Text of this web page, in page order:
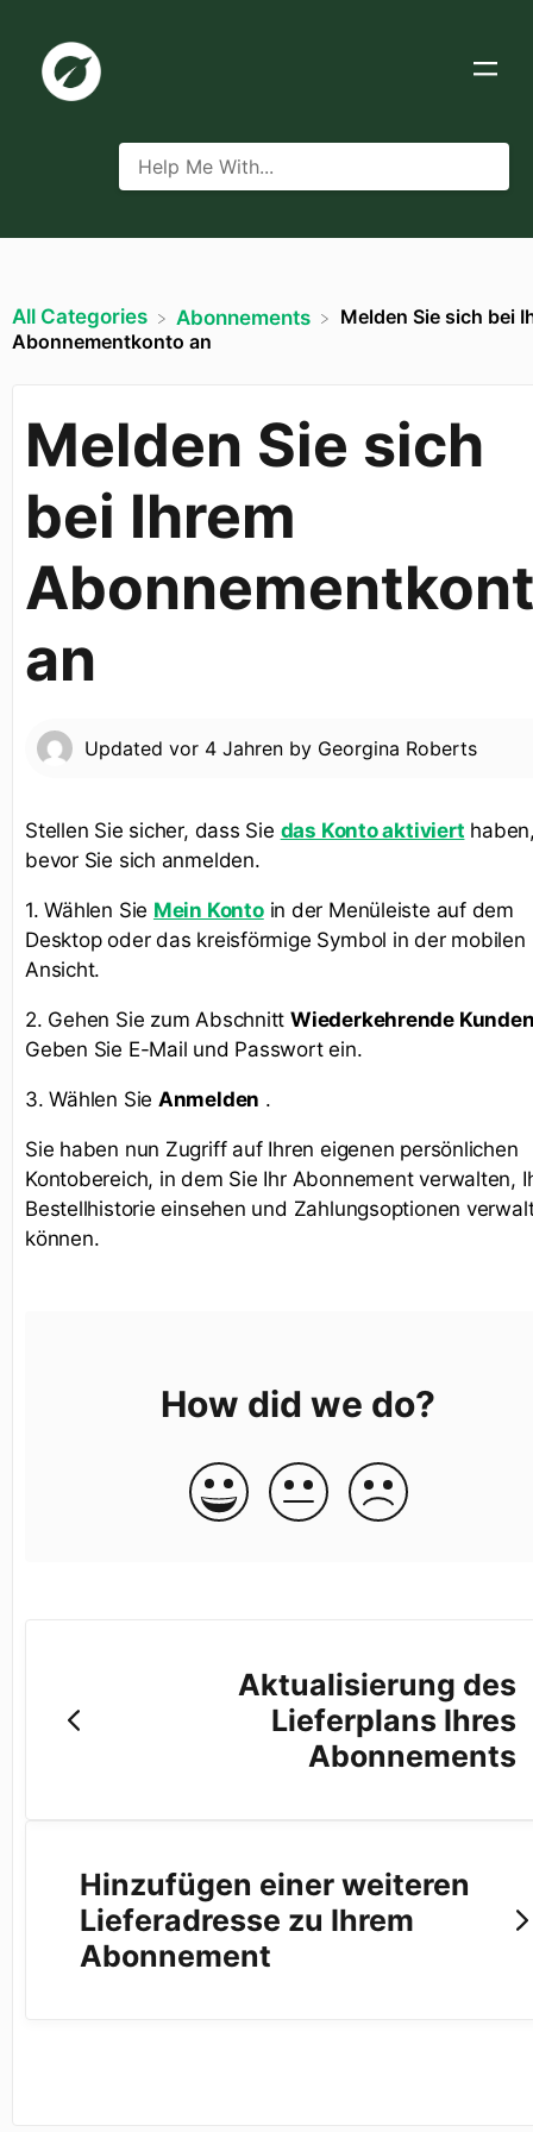
All Categories ​Abonnements
Melden Sie sich bei
Abonnementkonto an
Melden Sie sich
bei Ihrem
an
Updated vor 4 Jahren by Georgina Roberts
Stellen Sie sicher, dass Sie das Konto aktiviert
bevor Sie sich anmelden.
1. Wählen Sie Mein Kontoin der Menüleiste auf dem
Desktop oder das kreisförmige Symbol in der mobilen
Ansicht.
2. Gehen Sie zum AbschnittWiederkehrende
Geben Sie E-Mail und Passwort ein.
3. Wählen Sie Anmelden .
Sie haben nun Zugriff auf Ihren eigenen persönlichen
Kontobereich, in dem Sie Ihr Abonnement verwalten,
Bestellhistorie einsehen und Zahlungsoptionen
können.
How did we do?
Aktualisierung des
Lieferplans Ihres
Abonnements
Hinzufügen einer weiteren
Lieferadresse zu Ihrem
Abonnement